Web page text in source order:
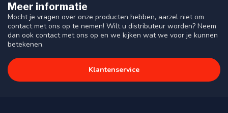
Meer informatie
Mocht je vragen over onze producten hebben, aarzel niet om
contact met ons op te nemen! Wilt u distributeur worden? Neem
dan ook contact met ons op en we kijken wat we voor je kunnen
betekenen.
Klantenservice